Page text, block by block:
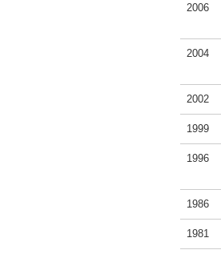
2006
2004
2002
1999
1996
1986
1981